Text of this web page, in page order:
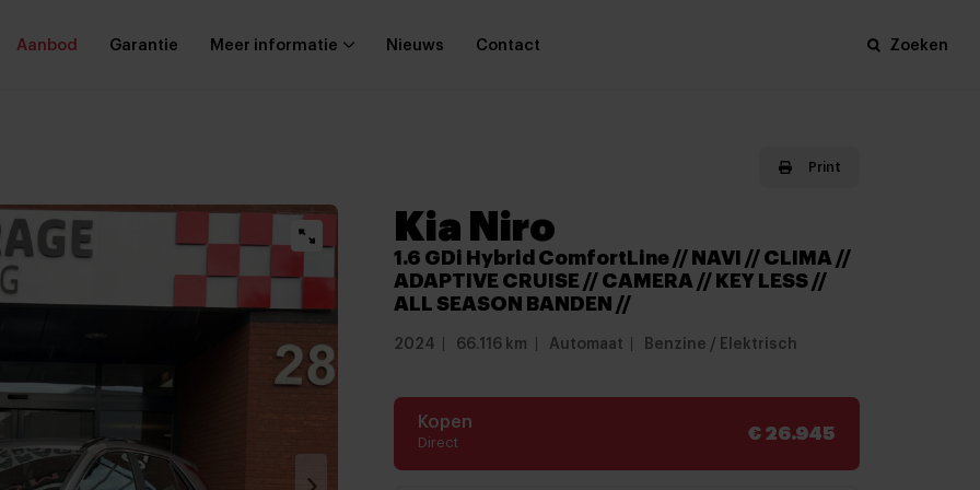
Aanbod Garantie Meer informatie Nieuws Contact Zoeken
Print
Kia Niro
1.6 GDi Hybrid ComfortLine // NAVI // CLIMA //
ADAPTIVE CRUISE // CAMERA // KEY LESS //
ALL SEASON BANDEN //
2024 66.116 km Automaat Benzine / Elektrisch
Kopen
Direct
€ 26.945